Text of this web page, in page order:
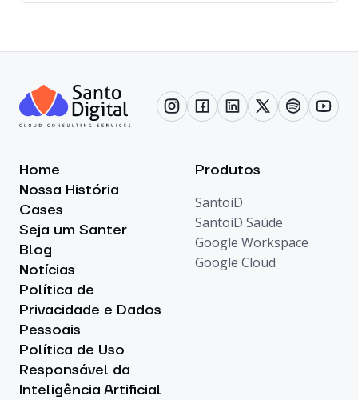
Home
Nossa História
Cases
Seja um Santer
Blog
Notícias
Política de
Privacidade e Dados
Pessoais
Política de Uso
Responsável da
Inteligência Artificial
Produtos
SantoiD
SantoiD Saúde
Google Workspace
Google Cloud